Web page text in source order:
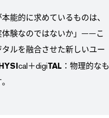
能的に求めているものは、
体験なのではないか」——こ
ルを融合させた新しいユー
cal＋digiTAL ：物理的なも